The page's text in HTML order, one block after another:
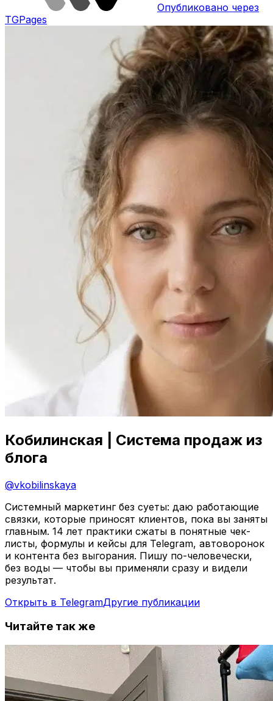
Опубликовано через
TGPages
Кобилинская | Система продаж из
блога
@vkobilinskaya
Системный маркетинг без суеты: даю работающие
связки, которые приносят клиентов, пока вы заняты
главным. 14 лет практики сжаты в понятные чек-
листы, формулы и кейсы для Telegram, автоворонок
и контента без выгорания. Пишу по-человечески,
без воды — чтобы вы применяли сразу и видели
результат.
Открыть в TelegramДругие публикации
Читайте так же